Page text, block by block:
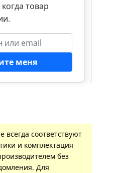
товар
меня
всегда соответствуют
и комплектация
без
Для